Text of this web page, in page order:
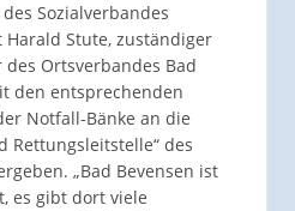
Sozialverbandes
Harald Stute, zuständiger
Ortsverbandes Bad
den entsprechenden
Notfall-Bänke an die
Rettungsleitstelle“ des
„Bad Bevensen ist
es gibt dort viele